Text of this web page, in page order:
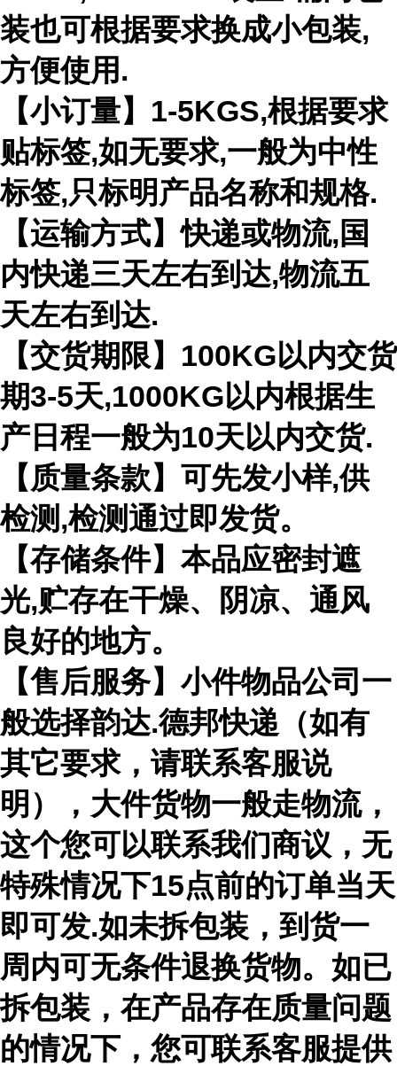
装也可根据要求换成小包装,
方便使用.
【小订量】1-5KGS,根据要求
贴标签,如无要求,一般为中性
标签,只标明产品名称和规格.
【运输方式】快递或物流,国
内快递三天左右到达,物流五
天左右到达.
【交货期限】100KG以内交货
期3-5天,1000KG以内根据生
产日程一般为10天以内交货.
【质量条款】可先发小样,供
检测,检测通过即发货。
【存储条件】本品应密封遮
光,贮存在干燥、阴凉、通风
良好的地方。
【售后服务】小件物品公司一
般选择韵达.德邦快递（如有
其它要求，请联系客服说
明），大件货物一般走物流，
这个您可以联系我们商议，无
特殊情况下15点前的订单当天
即可发.如未拆包装，到货一
周内可无条件退换货物。如已
拆包装，在产品存在质量问题
的情况下，您可联系客服提供